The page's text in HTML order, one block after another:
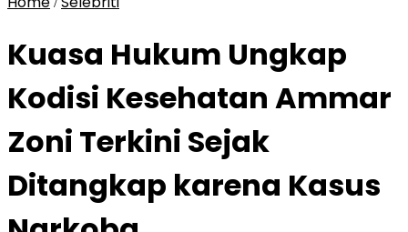
Kuasa Hukum Ungkap
Kodisi Kesehatan Ammar
Zoni Terkini Sejak
Ditangkap karena Kasus